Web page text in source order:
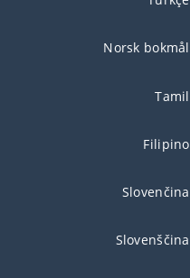
Norsk bokmål
Tamil
Filipino
Slovenčina
Slovenščina